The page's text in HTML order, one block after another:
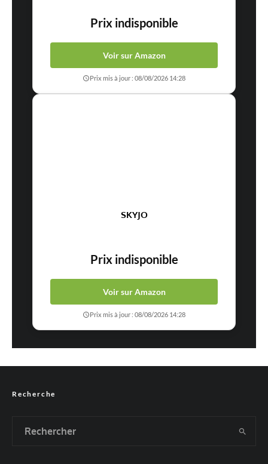
Prix indisponible
Voir sur Amazon
Prix mis à jour : 08/08/2026 14:28
SKYJO
Prix indisponible
Voir sur Amazon
Prix mis à jour : 08/08/2026 14:28
Recherche